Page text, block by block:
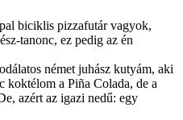
biciklis pizzafutár vagyok,
tanonc, ez pedig az én
német juhász kutyám, aki
koktélom a Piña Colada, de a
azért az igazi nedű: egy